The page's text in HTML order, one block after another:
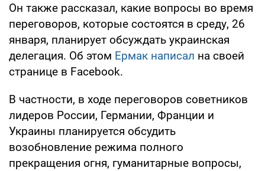
Он также рассказал, какие вопросы во время
переговоров, которые состоятся в среду, 26
января, планирует обсуждать украинская
делегация. Об этом Ермак написал на своей
странице в Facebook.
В частности, в ходе переговоров советников
лидеров России, Германии, Франции и
Украины планируется обсудить
возобновление режима полного
прекращения огня, гуманитарные вопросы,